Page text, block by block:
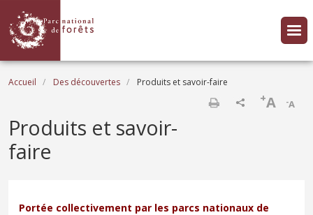
Fil d'Ariane
Accueil Des découvertes Produits et savoir-faire
-A
+A
Produits et savoir-
faire
Portée collectivement par les parcs nationaux de